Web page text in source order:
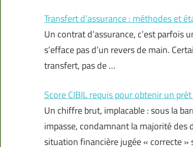
Transfert d’assurance : méthodes et
Un contrat d’assurance, c’est parfois
s’efface pas d’un revers de main.
transfert, pas de …
Score CIBIL requis pour obtenir un
Un chiffre brut, implacable : sous la
impasse, condamnant la majorité
situation financière jugée « correcte »